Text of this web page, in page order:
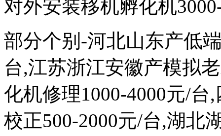
对外安装移机孵化机
部分个别-河北山东产低
台,江苏浙江安徽产模拟
化机修理1000-4000元/
校正500-2000元/台,湖北